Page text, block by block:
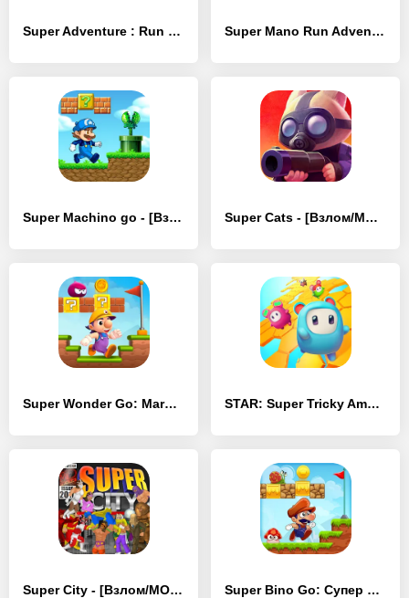
Super Adventure : Run and Jump - [Взлом/МОД Все открыто] Super Mano Run Adventure - [Взлом/МОД Unlocked]
Super Machino go - [Взлом/МОД Меню] Super Cats - [Взлом/МОД Много денег]
Super Wonder Go: Maro Bros - [Взлом/МОД Все открыто] STAR: Super Tricky Amazing Run - [Взлом/МОД Все открыто]
Super City - [Взлом/МОД Unlocked] Super Bino Go: Cупер бино - [Взлом/МОД Много денег]